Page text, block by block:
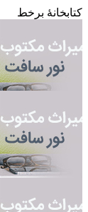
کتابخانۀ برخط